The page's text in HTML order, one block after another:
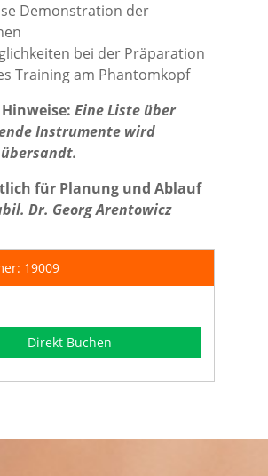
Demonstration der
bei der Präparation
Training am Phantomkopf
Eine Liste über
Instrumente wird
für Planung und Ablauf
Dr. Georg Arentowicz
19009
Direkt Buchen